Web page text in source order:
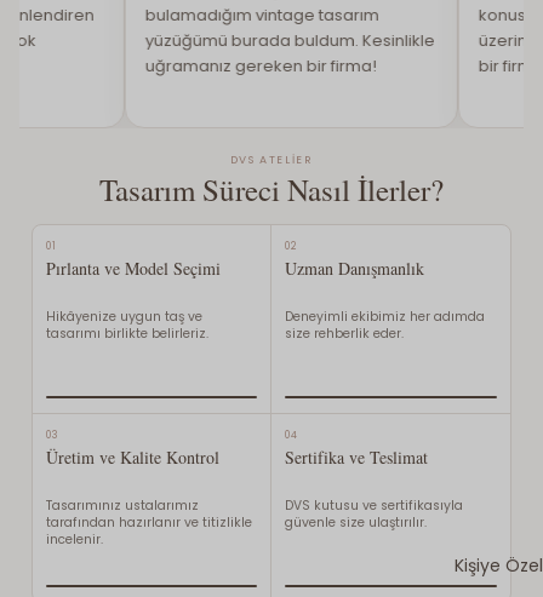
Kişiye
bulamadığım vintage tasarım
yüzüğümü burada buldum. Kesinlikle
uğramanız gereken bir firma!
konusunda
üzerinden kişiye
bir firma. Çok
DVS ATELIER
Tasarım Süreci Nasıl İlerler?
01
Pırlanta ve Model Seçimi
Hikâyenize uygun taş ve
tasarımı birlikte belirleriz.
02
Uzman Danışmanlık
Deneyimli ekibimiz her adımda
size rehberlik eder.
03
Üretim ve Kalite Kontrol
Tasarımınız ustalarımız
tarafından hazırlanır ve titizlikle
incelenir.
04
Sertifika ve Teslimat
DVS kutusu ve sertifikasıyla
güvenle size ulaştırılır.